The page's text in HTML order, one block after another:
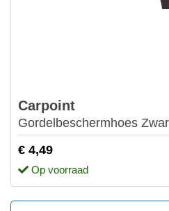
Carpoint
Gordelbeschermhoes
€ 4,49
Op voorraad